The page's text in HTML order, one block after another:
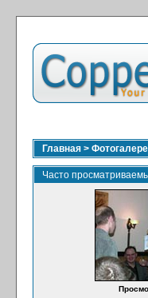
Главная >
Часто